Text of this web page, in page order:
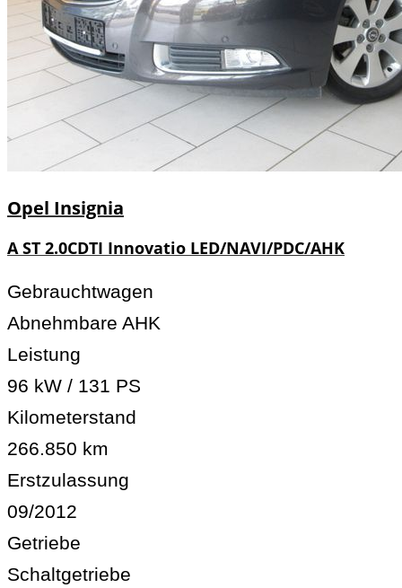
Opel Insignia
A ST 2.0CDTI Innovatio LED/NAVI/PDC/AHK
Gebrauchtwagen
Abnehmbare AHK
Leistung
96 kW / 131 PS
Kilometerstand
266.850 km
Erstzulassung
09/2012
Getriebe
Schaltgetriebe